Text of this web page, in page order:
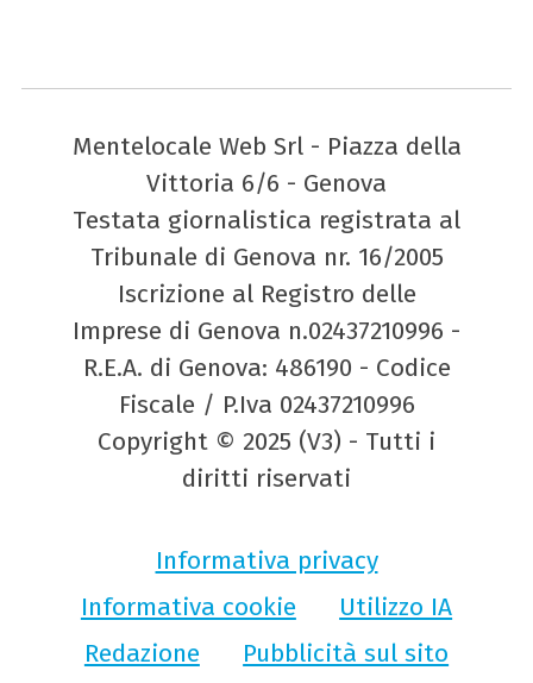
Mentelocale Web Srl - Piazza della
Vittoria 6/6 - Genova
Testata giornalistica registrata al
Tribunale di Genova nr. 16/2005
Iscrizione al Registro delle
Imprese di Genova n.02437210996 -
R.E.A. di Genova: 486190 - Codice
Fiscale / P.Iva 02437210996
Copyright © 2025 (V3) - Tutti i
diritti riservati
Informativa privacy
Informativa cookie
Utilizzo IA
Redazione
Pubblicità sul sito